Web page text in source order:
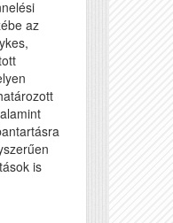
az
is